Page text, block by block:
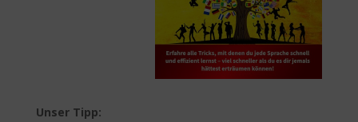
Unser Tipp: